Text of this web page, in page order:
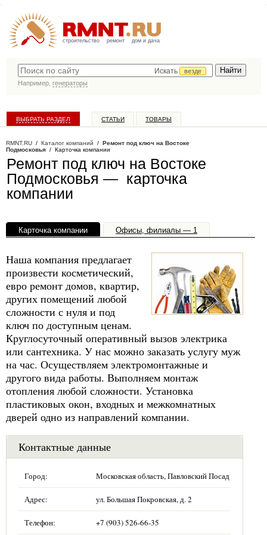
строительство ремонт дом и дача
Искать
везде
Например, генераторы
ВЫБРАТЬ РАЗДЕЛ СТАТЬИ ТОВАРЫ
RMNT.RU / Каталог компаний / Ремонт под ключ на Востоке
Подмосковья / Карточка компании
Ремонт под ключ на Востоке
Подмосковья — карточка
компании
Карточка компании Офисы, филиалы — 1
Наша компания предлагает
произвести косметический,
евро ремонт домов, квартир,
других помещений любой
сложности с нуля и под
ключ по доступным ценам.
Круглосуточный оперативный вызов электрика
или сантехника. У нас можно заказать услугу муж
на час. Осуществляем электромонтажные и
другого вида работы. Выполняем монтаж
отопления любой сложности. Установка
пластиковых окон, входных и межкомнатных
дверей одно из направлений компании.
Контактные данные
Город: Московская область, Павловский Посад
Адрес: ул. Большая Покровская, д. 2
Телефон: +7 (903) 526-66-35